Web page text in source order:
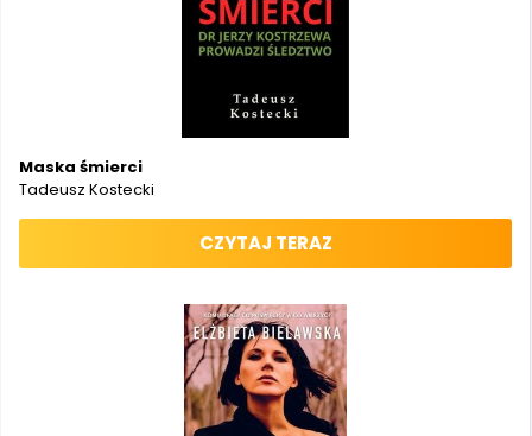
Maska śmierci
Tadeusz Kostecki
CZYTAJ TERAZ